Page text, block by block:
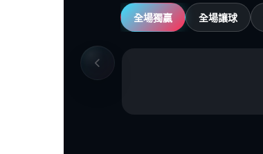
全場獨贏 全場讓球